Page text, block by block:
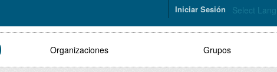
Select
Iniciar Sesión
Organizaciones Grupos